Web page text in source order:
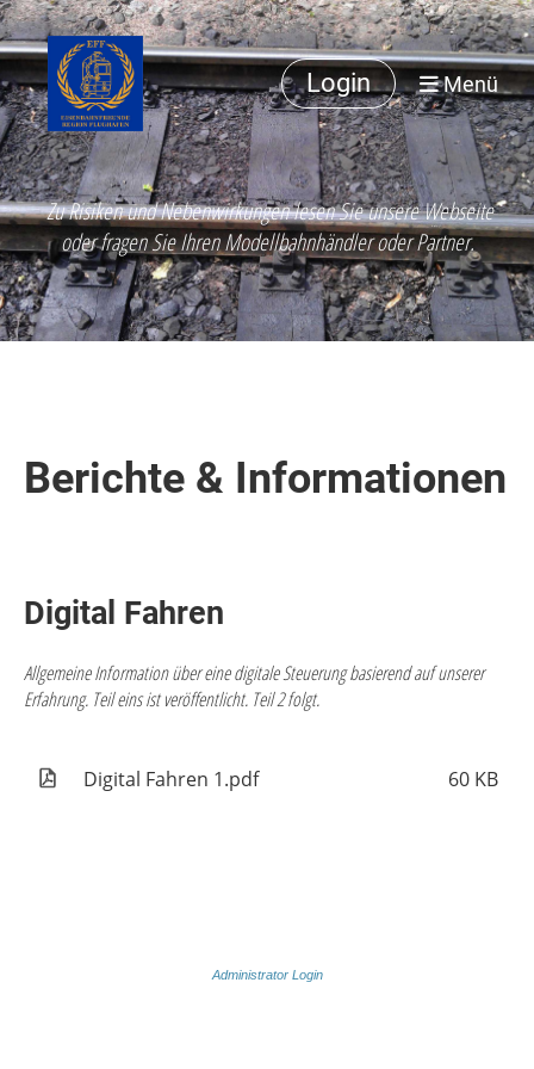
Login Menü
Zu Risiken und Nebenwirkungen lesen Sie unsere Webseite
oder fragen Sie Ihren Modellbahnhändler oder Partner.
Berichte & Informationen
Digital Fahren
Allgemeine Information über eine digitale Steuerung basierend auf unserer
Erfahrung. Teil eins ist veröffentlicht. Teil 2 folgt.
Digital Fahren 1.pdf 60 KB
Administrator Login